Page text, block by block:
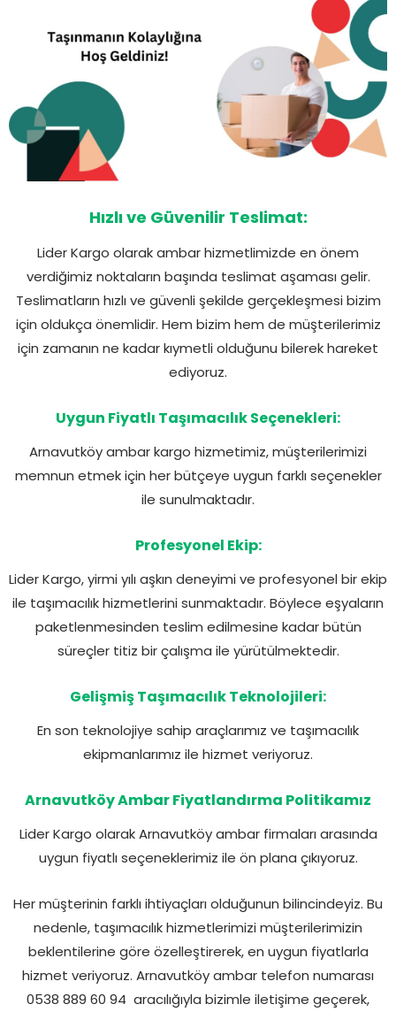
Hızlı ve Güvenilir Teslimat:
Lider Kargo olarak ambar hizmetlimizde en önem
verdiğimiz noktaların başında teslimat aşaması gelir.
Teslimatların hızlı ve güvenli şekilde gerçekleşmesi bizim
için oldukça önemlidir. Hem bizim hem de müşterilerimiz
için zamanın ne kadar kıymetli olduğunu bilerek hareket
ediyoruz.
Uygun Fiyatlı Taşımacılık Seçenekleri:
Arnavutköy ambar kargo hizmetimiz, müşterilerimizi
memnun etmek için her bütçeye uygun farklı seçenekler
ile sunulmaktadır.
Profesyonel Ekip:
Lider Kargo, yirmi yılı aşkın deneyimi ve profesyonel bir ekip
ile taşımacılık hizmetlerini sunmaktadır. Böylece eşyaların
paketlenmesinden teslim edilmesine kadar bütün
süreçler titiz bir çalışma ile yürütülmektedir.
Gelişmiş Taşımacılık Teknolojileri:
En son teknolojiye sahip araçlarımız ve taşımacılık
ekipmanlarımız ile hizmet veriyoruz.
Arnavutköy Ambar Fiyatlandırma Politikamız
Lider Kargo olarak Arnavutköy ambar firmaları arasında
uygun fiyatlı seçeneklerimiz ile ön plana çıkıyoruz.
Her müşterinin farklı ihtiyaçları olduğunun bilincindeyiz. Bu
nedenle, taşımacılık hizmetlerimizi müşterilerimizin
beklentilerine göre özelleştirerek, en uygun fiyatlarla
hizmet veriyoruz. Arnavutköy ambar telefon numarası
0538 889 60 94 aracılığıyla bizimle iletişime geçerek,